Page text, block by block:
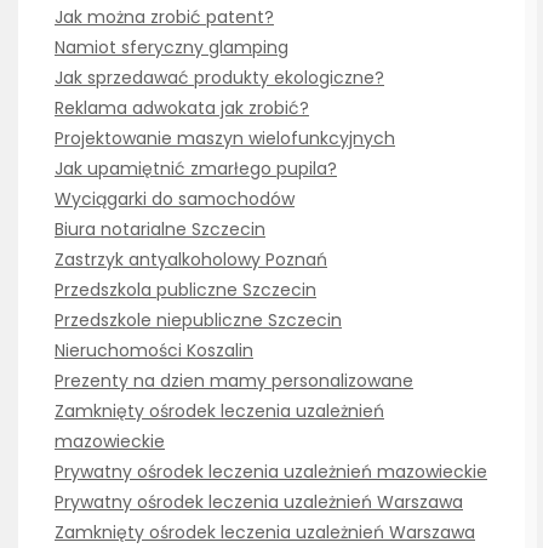
Jak można zrobić patent?
Namiot sferyczny glamping
Jak sprzedawać produkty ekologiczne?
Reklama adwokata jak zrobić?
Projektowanie maszyn wielofunkcyjnych
Jak upamiętnić zmarłego pupila?
Wyciągarki do samochodów
Biura notarialne Szczecin
Zastrzyk antyalkoholowy Poznań
Przedszkola publiczne Szczecin
Przedszkole niepubliczne Szczecin
Nieruchomości Koszalin
Prezenty na dzien mamy personalizowane
Zamknięty ośrodek leczenia uzależnień
mazowieckie
Prywatny ośrodek leczenia uzależnień mazowieckie
Prywatny ośrodek leczenia uzależnień Warszawa
Zamknięty ośrodek leczenia uzależnień Warszawa